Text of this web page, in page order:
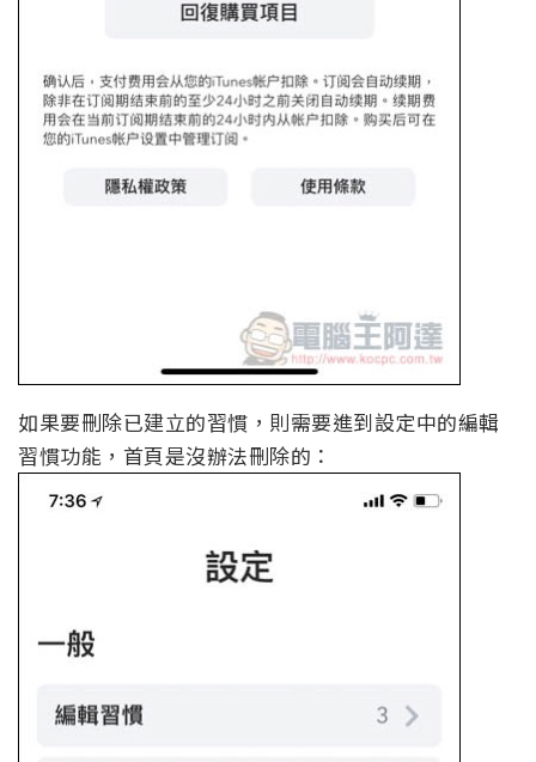
如果要刪除已建立的習慣，則需要進到設定中的編輯
習慣功能，首頁是沒辦法刪除的：